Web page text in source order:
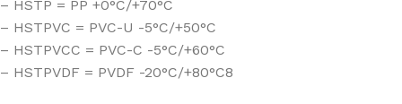
– HSTP = PP +0°C/+70°C
– HSTPVC = PVC-U -5°C/+50°C
– HSTPVCC = PVC-C -5°C/+60°C
– HSTPVDF = PVDF -20°C/+80°C8